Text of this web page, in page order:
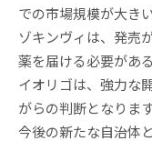
での市場規模が大き
ゾキンヴィは、発売
薬を届ける必要があ
イオリゴは、強力な
がらの判断となりま
今後の新たな自治体